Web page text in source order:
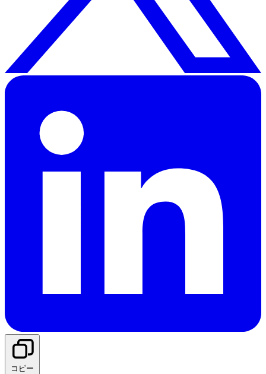
コピー